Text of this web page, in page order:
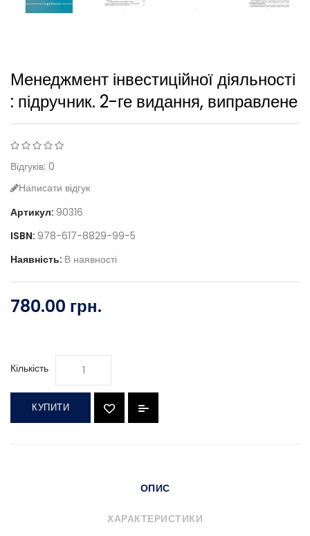
Менеджмент інвестиційної діяльності
: підручник. 2-ге видання, виправлене
Відгуків: 0
Написати відгук
Артикул: 90316
ISBN: 978-617-8829-99-5
Наявність: В наявності
780.00 грн.
Кількість
КУПИТИ
ОПИС
ХАРАКТЕРИСТИКИ